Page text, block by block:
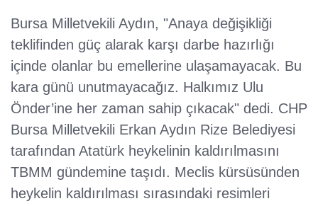
Bursa Milletvekili Aydın, "Anaya değişikliği
teklifinden güç alarak karşı darbe hazırlığı
içinde olanlar bu emellerine ulaşamayacak. Bu
kara günü unutmayacağız. Halkımız Ulu
Önder’ine her zaman sahip çıkacak" dedi. CHP
Bursa Milletvekili Erkan Aydın Rize Belediyesi
tarafından Atatürk heykelinin kaldırılmasını
TBMM gündemine taşıdı. Meclis kürsüsünden
heykelin kaldırılması sırasındaki resimleri